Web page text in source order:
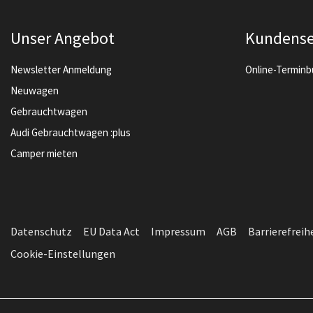
Unser Angebot
Newsletter Anmeldung
Neuwagen
Gebrauchtwagen
Audi Gebrauchtwagen :plus
Camper mieten
Online-
Datenschutz EU Data Act Impressum AGB
Cookie-Einstellungen